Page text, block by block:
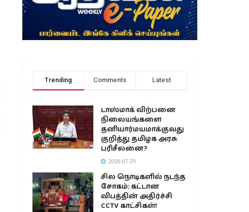
Trending Comments Latest
டாஸ்மாக் விற்பனை
நிலையங்களை
தனியார்மயமாக்குவது
குறித்து தமிழக அரசு
பரிசீலனை?
2026-07-29
சில நொடிகளில் நடந்த
சோகம்: கட்டான
விபத்தின் அதிர்ச்சி
CCTV காட்சிகள்!